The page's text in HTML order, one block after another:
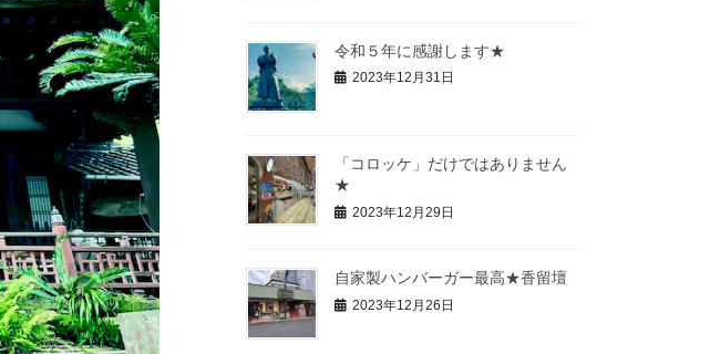
令和５年に感謝します★
2023年12月31日
「コロッケ」だけではありません
★
2023年12月29日
自家製ハンバーガー最高★香留壇
2023年12月26日